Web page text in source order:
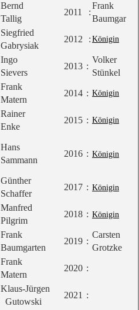
Bernd
Tallig
2011 :
Frank
Baumgarten
Siegfried
Gabrysiak
2012 : Königin
Ingo
Sievers
2013 :
Volker
Stünkel
Frank
Matern
2014 : Königin
Rainer
Enke
2015 : Königin
Hans
Sammann
2016 : Königin
Günther
Schaffer
2017 : Königin
Manfred
Pilgrim
2018 : Königin
Frank
Baumgarten
2019 :
Carsten
Grotzke
Frank
Matern
2020 :
Klaus-Jürgen
Gutowski
2021 :